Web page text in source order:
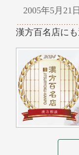
2005年5月21日
漢方百名店に